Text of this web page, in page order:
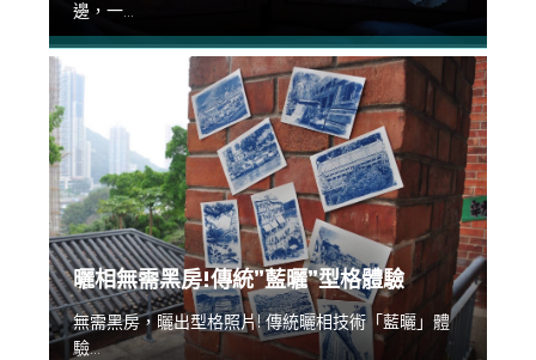
邊，一...
曬相無需黑房!傳統”藍曬”型格體驗
無需黑房，曬出型格照片! 傳統曬相技術「藍曬」體
驗...